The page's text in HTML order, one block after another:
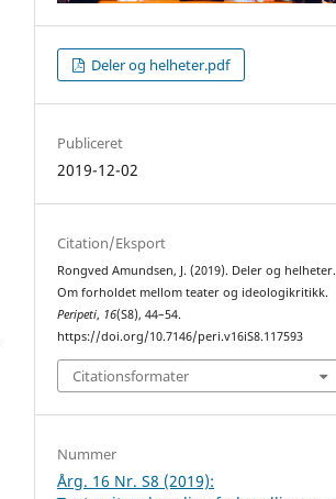
Deler og helheter.pdf
Publiceret
2019-12-02
Citation/Eksport
Rongved Amundsen, J. (2019). Deler og helheter.
Om forholdet mellom teater og ideologikritikk.
Peripeti, 16(S8), 44–54.
https://doi.org/10.7146/peri.v16iS8.117593
Citationsformater
Nummer
Årg. 16 Nr. S8 (2019):